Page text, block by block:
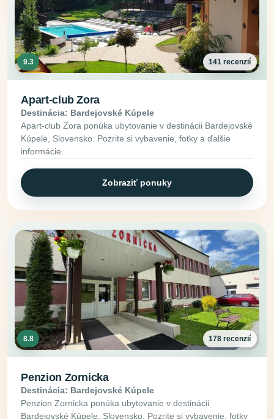
9.3 141 recenzií
Apart-club Zora
Destinácia: Bardejovské Kúpele
Apart-club Zora ponúka ubytovanie v destinácii Bardejovské
Kúpele, Slovensko. Pozrite si vybavenie, fotky a ďalšie
informácie.
Zobraziť ponuky
8.8 178 recenzií
Penzion Zornicka
Destinácia: Bardejovské Kúpele
Penzion Zornicka ponúka ubytovanie v destinácii
Bardejovské Kúpele, Slovensko. Pozrite si vybavenie, fotky